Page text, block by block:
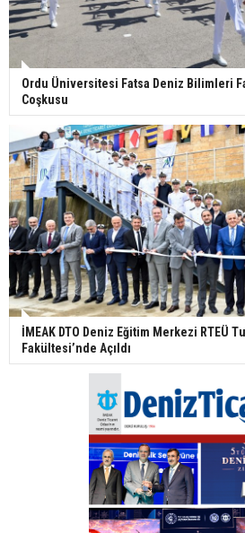
Ordu Üniversitesi Fatsa Deniz Bilimleri
Coşkusu
İMEAK DTO Deniz Eğitim Merkezi RTEÜ
Fakültesi’nde Açıldı